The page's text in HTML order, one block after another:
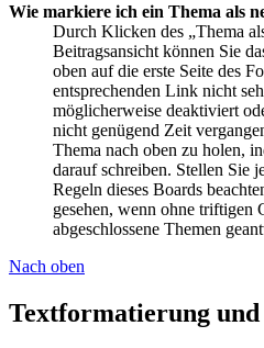
Wie markiere ich ein Thema als
Durch Klicken des „Thema
Beitragsansicht können Sie
oben auf die erste Seite des
entsprechenden Link nicht
möglicherweise deaktiviert
nicht genügend Zeit
Thema nach oben zu holen,
darauf schreiben. Stellen Sie
Regeln dieses Boards
gesehen, wenn ohne triftigen
abgeschlossene Themen
Nach oben
Textformatierung und